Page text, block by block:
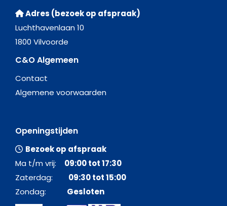
Adres (bezoek op afspraak)
Luchthavenlaan 10
1800 Vilvoorde
C&O Algemeen
Contact
Algemene voorwaarden
Openingstijden
Bezoek op afspraak
Ma t/m vrij: 09:00 tot 17:30
Zaterdag: 09:30 tot 15:00
Zondag: Gesloten